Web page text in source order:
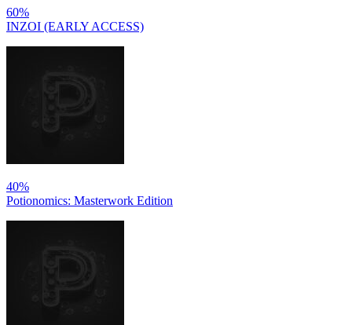
60%
INZOI (EARLY ACCESS)
40%
Potionomics: Masterwork Edition